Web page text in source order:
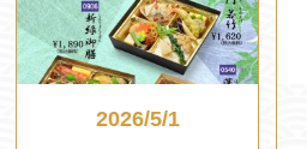
2026/5/1